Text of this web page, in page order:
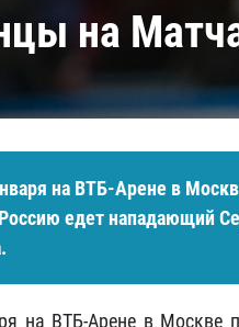
на
на ВТБ-Арене в
едет нападающий
на ВТБ-Арене в Москве